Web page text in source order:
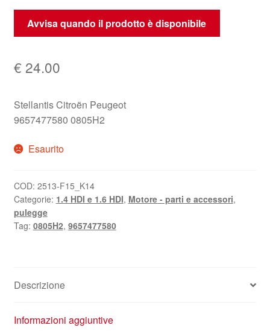
Avvisa quando il prodotto è disponibile
€ 24.00
Stellantis Citroën Peugeot
9657477580 0805H2
Esaurito
COD: 2513-F15_K14
Categorie: 1.4 HDI e 1.6 HDI, Motore - parti e accessori,
pulegge
Tag: 0805H2, 9657477580
Descrizione
Informazioni aggiuntive